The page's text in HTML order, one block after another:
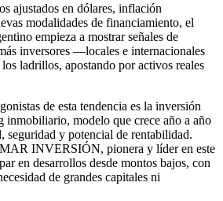
ajustados en dólares, inflación
modalidades de financiamiento, el
empieza a mostrar señales de
inversores —locales e internacionales
ladrillos, apostando por activos reales
de esta tendencia es la inversión
modelo que crece año a año
seguridad y potencial de rentabilidad.
INVERSIÓN, pionera y líder en este
en desarrollos desde montos bajos, con
de grandes capitales ni